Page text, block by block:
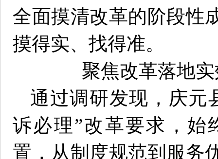
全面摸清改革的阶段性
摸得实、找得准。
聚焦改革落地
通过调研发现，庆元
诉必理”改革要求，始
置，从制度规范到服务